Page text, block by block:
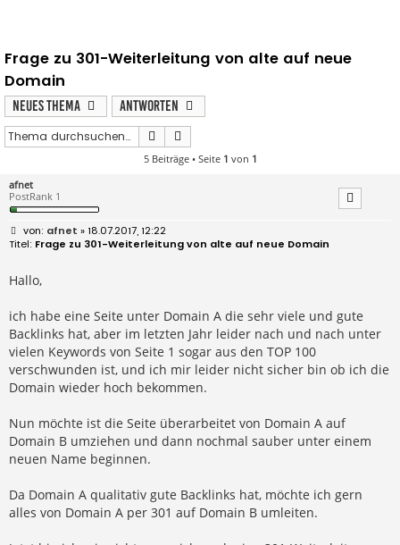
Frage zu 301-Weiterleitung von alte auf neue
Domain
Neues Thema
Antworten
Suche
5 Beiträge • Seite 1 von 1
afnet
PostRank 1
B
e
i
r
a
afnet » 18.07.2017, 12:22
Frage zu 301-Weiterleitung von alte auf neue Domain
Hallo,
ich habe eine Seite unter Domain A die sehr viele und gute
Backlinks hat, aber im letzten Jahr leider nach und nach unter
vielen Keywords von Seite 1 sogar aus den TOP 100
verschwunden ist, und ich mir leider nicht sicher bin ob ich die
Domain wieder hoch bekommen.
Nun möchte ist die Seite überarbeitet von Domain A auf
Domain B umziehen und dann nochmal sauber unter einem
neuen Name beginnen.
Da Domain A qualitativ gute Backlinks hat, möchte ich gern
alles von Domain A per 301 auf Domain B umleiten.